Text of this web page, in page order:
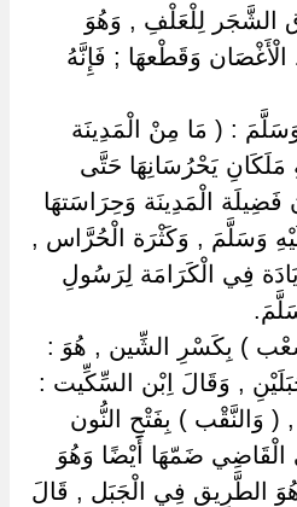
الشَّجَر لِلْعَلْفِ , وَهُوَ
الْأَغْصَان وَقَطْعهَا ; فَإِنَّهُ
: ( مَا مِنْ الْمَدِينَة
مَلَكَانِ يَحْرُسَانِهَا حَتَّى
فَضِيلَة الْمَدِينَة وَحِرَاسَتهَا
وَسَلَّمَ , وَكَثْرَة الْحُرَّاس ,
فِي الْكَرَامَة لِرَسُولِ
) بِكَسْرِ الشِّين , هُوَ :
, وَقَالَ اِبْن السِّكِّيت :
وَالنَّقْب ) بِفَتْحِ النُّون
ضَمّهَا أَيْضًا وَهُوَ
الطَّرِيق فِي الْجَبَل , قَالَ